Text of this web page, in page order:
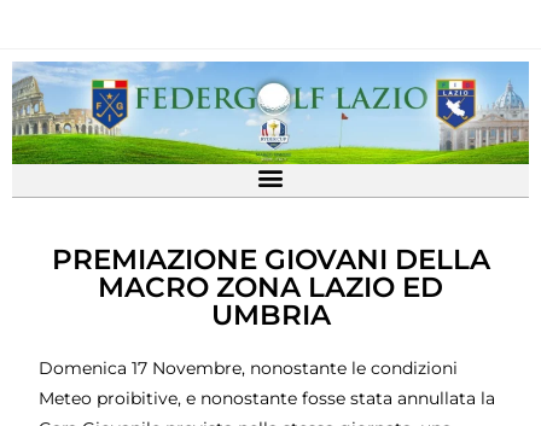
PREMIAZIONE GIOVANI DELLA
MACRO ZONA LAZIO ED
UMBRIA
Domenica 17 Novembre, nonostante le condizioni
Meteo proibitive, e nonostante fosse stata annullata la